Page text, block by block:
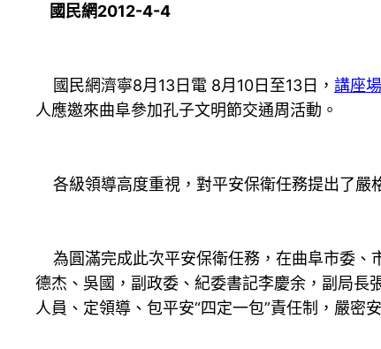
國民網2012-4-4
國民網濟寧8月13日電 8月10日至13日， 講座
人應邀來曲阜參加孔子文明節交通周活動。
各級領導高度重視，對平安保衛任務提出了嚴
為圓滿完成此次平安保衛任務，在曲阜市委、
德杰、吳國，副政委、紀委書記李慶余，副局
人員、定領導、包平安“四定一包”責任制，嚴密